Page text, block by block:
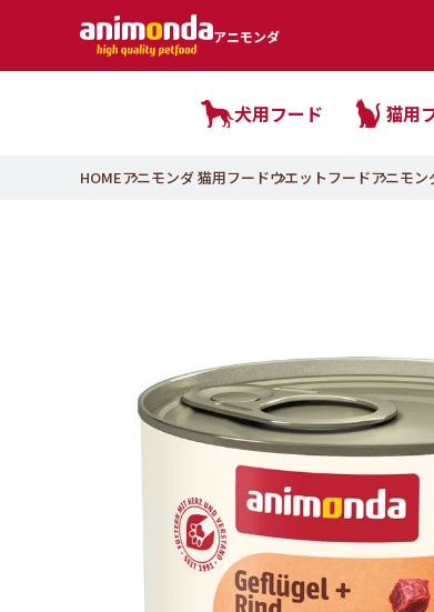
アニモンダ
犬用フード 猫用
HOMEアニモンダ 猫用フードウエットフードアニモン